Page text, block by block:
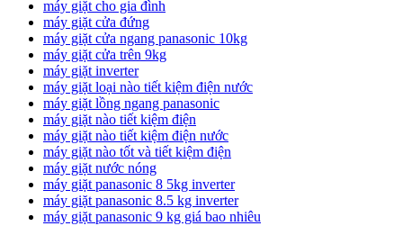
máy giặt cho gia đình
máy giặt cửa đứng
máy giặt cửa ngang panasonic 10kg
máy giặt cửa trên 9kg
máy giặt inverter
máy giặt loại nào tiết kiệm điện nước
máy giặt lồng ngang panasonic
máy giặt nào tiết kiệm điện
máy giặt nào tiết kiệm điện nước
máy giặt nào tốt và tiết kiệm điện
máy giặt nước nóng
máy giặt panasonic 8 5kg inverter
máy giặt panasonic 8.5 kg inverter
máy giặt panasonic 9 kg giá bao nhiêu